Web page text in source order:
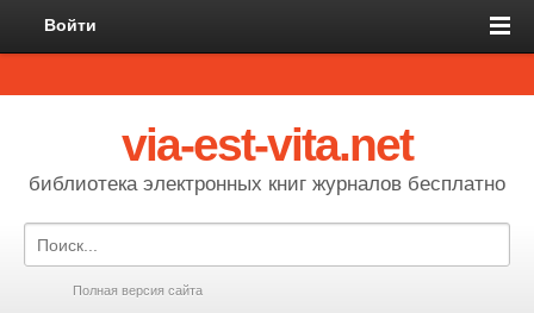
Войти
via-est-vita.net
библиотека электронных книг журналов бесплатно
Полная версия сайта